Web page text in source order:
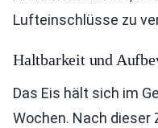
Lufteinschlüsse zu
Haltbarkeit und
Das Eis hält sich im
Wochen. Nach dieser